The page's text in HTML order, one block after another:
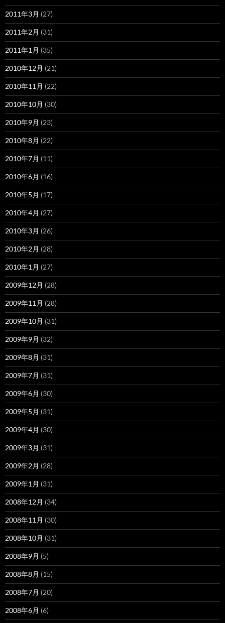
2011年3月 (27)
2011年2月 (31)
2011年1月 (35)
2010年12月 (21)
2010年11月 (22)
2010年10月 (30)
2010年9月 (23)
2010年8月 (22)
2010年7月 (11)
2010年6月 (16)
2010年5月 (17)
2010年4月 (27)
2010年3月 (26)
2010年2月 (28)
2010年1月 (27)
2009年12月 (28)
2009年11月 (28)
2009年10月 (31)
2009年9月 (32)
2009年8月 (31)
2009年7月 (31)
2009年6月 (30)
2009年5月 (31)
2009年4月 (30)
2009年3月 (31)
2009年2月 (28)
2009年1月 (31)
2008年12月 (34)
2008年11月 (30)
2008年10月 (31)
2008年9月 (5)
2008年8月 (15)
2008年7月 (20)
2008年6月 (6)